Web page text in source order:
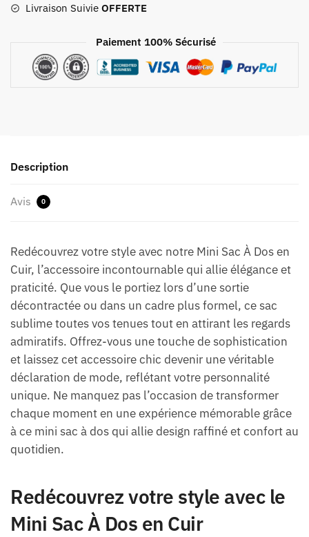
FemmeLivraison Suivie OFFERTE
Paiement 100% Sécurisé
Description
Avis 0
Redécouvrez votre style avec notre Mini Sac À Dos en
Cuir, l’accessoire incontournable qui allie élégance et
praticité. Que vous le portiez lors d’une sortie
décontractée ou dans un cadre plus formel, ce sac
sublime toutes vos tenues tout en attirant les regards
admiratifs. Offrez-vous une touche de sophistication
et laissez cet accessoire chic devenir une véritable
déclaration de mode, reflétant votre personnalité
unique. Ne manquez pas l’occasion de transformer
chaque moment en une expérience mémorable grâce
à ce mini sac à dos qui allie design raffiné et confort au
quotidien.
Redécouvrez votre style avec le
Mini Sac À Dos en Cuir